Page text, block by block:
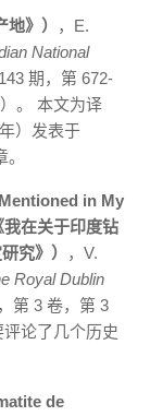
》）
，E.
National
期，第 672-
。 本文为译
）发表于
in My
在关于印度钻
究》）
，V.
Royal Dublin
，第 3 卷，第 3
论了几个历史
de